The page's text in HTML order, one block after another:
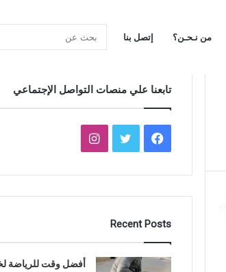
من نـحـن؟ إتصل بنا
تابعنا علي منصات التواصل الإجتماعي
فيسبوكتويتر انستقرام
Recent Posts
أفضل وقت للرياضة